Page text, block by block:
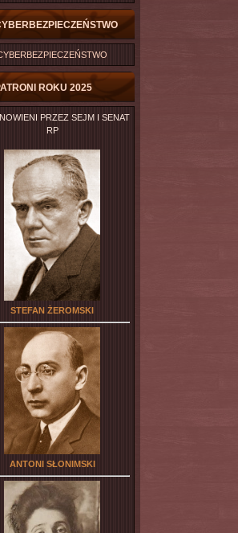
ROKU 2025
PRZEZ SEJM I SENAT
RP
STEFAN ŻEROMSKI
ANTONI SŁONIMSKI